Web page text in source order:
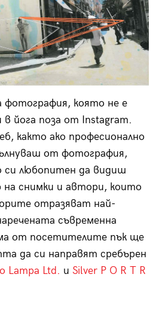
фотография, която не е
в йога поза от Instagram.
както ако професионално
от фотография,
си любопитен да видиш
на снимки и автори, които
отразяват най-
съвременна
от посетителите пък ще
да си направят сребърен
Lampa Ltd. и Silver P O R T R